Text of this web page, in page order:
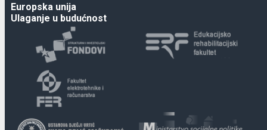
Europska unija
Ulaganje u budućnost